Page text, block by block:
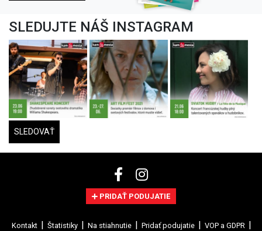
SLEDUJTE NÁŠ INSTAGRAM
SLEDOVAŤ
PRIDAŤ PODUJATIE
Kontakt Štatistiky Na stiahnutie Pridať podujatie VOP a GDPR